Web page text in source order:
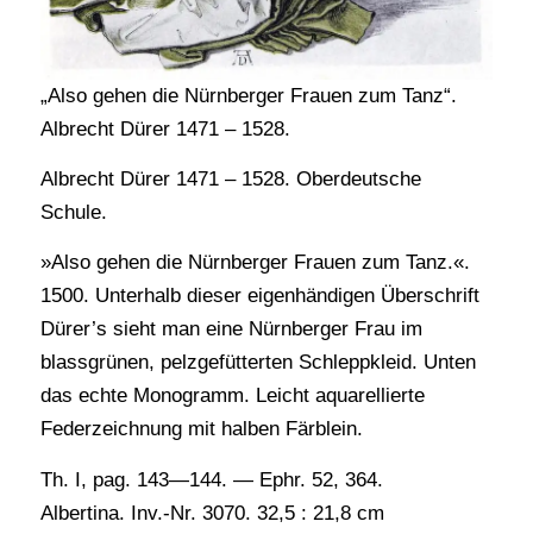
„Also gehen die Nürnberger Frauen zum Tanz“.
Albrecht Dürer 1471 – 1528.
Albrecht Dürer 1471 – 1528. Oberdeutsche
Schule.
»Also gehen die Nürnberger Frauen zum Tanz.«.
1500. Unterhalb dieser eigenhändigen Überschrift
Dürer’s sieht man eine Nürnberger Frau im
blassgrünen, pelzgefütterten Schleppkleid. Unten
das echte Monogramm. Leicht aquarellierte
Federzeichnung mit halben Färblein.
Th. I, pag. 143—144. — Ephr. 52, 364.
Albertina. Inv.-Nr. 3070. 32,5 : 21,8 cm